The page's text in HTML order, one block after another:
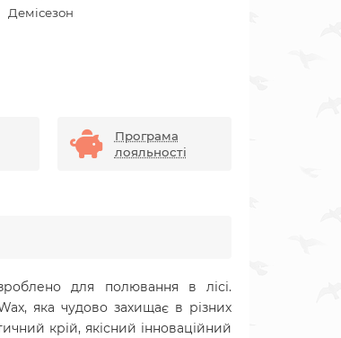
Демісезон
Програма
лояльності
для полювання в лісі.
яка чудово захищає в різних
крій, якісний інноваційний